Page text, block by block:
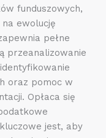
funduszowych,
ewolucję
pełne
przeanalizowanie
oraz pomoc w
Opłaca się
jest, aby